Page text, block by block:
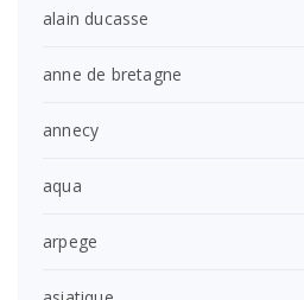
alain ducasse
anne de bretagne
annecy
aqua
arpege